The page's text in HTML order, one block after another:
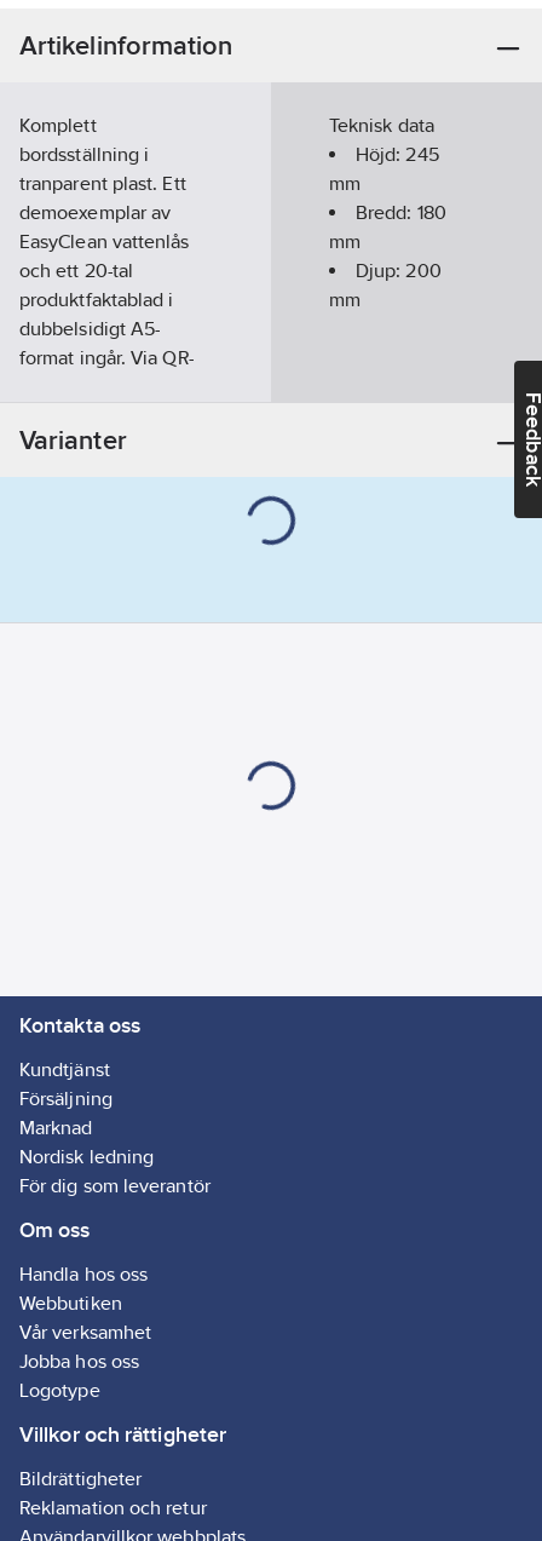
Artikelinformation
Komplett
bordsställning i
tranparent plast. Ett
demoexemplar av
EasyClean vattenlås
och ett 20-tal
produktfaktablad i
dubbelsidigt A5-
format ingår. Via QR-
finns på
bordsställningen kan
Teknisk data
Höjd:245
mm
Bredd: 180
mm
Djup:200
mm
Varianter
Kontakta oss
Kundtjänst
Försäljning
Marknad
Nordisk ledning
För dig som leverantör
Om oss
Handla hos oss
Webbutiken
Vår verksamhet
Jobba hos oss
Logotype
Villkor och rättigheter
Bildrättigheter
Reklamation och retur